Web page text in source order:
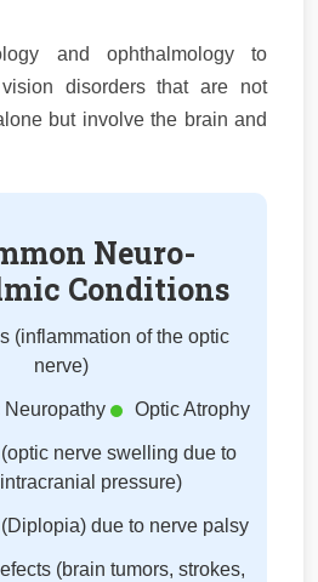
and ophthalmology to
disorders that are not
but involve the brain and
Neuro-
Conditions
(inflammation of the optic
nerve)
Neuropathy Optic Atrophy
nerve swelling due to
pressure)
due to nerve palsy
(brain tumors, strokes,